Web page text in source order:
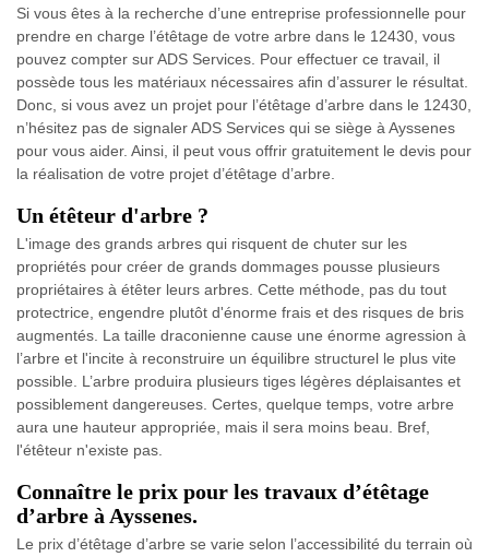
Si vous êtes à la recherche d’une entreprise professionnelle pour
prendre en charge l’étêtage de votre arbre dans le 12430, vous
pouvez compter sur ADS Services. Pour effectuer ce travail, il
possède tous les matériaux nécessaires afin d’assurer le résultat.
Donc, si vous avez un projet pour l’étêtage d’arbre dans le 12430,
n’hésitez pas de signaler ADS Services qui se siège à Ayssenes
pour vous aider. Ainsi, il peut vous offrir gratuitement le devis pour
la réalisation de votre projet d’étêtage d’arbre.
Un étêteur d'arbre ?
L'image des grands arbres qui risquent de chuter sur les
propriétés pour créer de grands dommages pousse plusieurs
propriétaires à étêter leurs arbres. Cette méthode, pas du tout
protectrice, engendre plutôt d'énorme frais et des risques de bris
augmentés. La taille draconienne cause une énorme agression à
l’arbre et l'incite à reconstruire un équilibre structurel le plus vite
possible. L’arbre produira plusieurs tiges légères déplaisantes et
possiblement dangereuses. Certes, quelque temps, votre arbre
aura une hauteur appropriée, mais il sera moins beau. Bref,
l'étêteur n'existe pas.
Connaître le prix pour les travaux d’étêtage
d’arbre à Ayssenes.
Le prix d’étêtage d’arbre se varie selon l’accessibilité du terrain où